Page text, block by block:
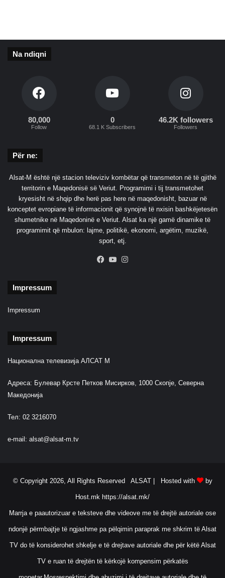
Na ndiqni
80,000
Follow
0
68.1 K Subscribers
46.2K followers
Followers
Për ne:
Alsat-M është një stacion televiziv kombëtar që transmeton në të gjithë
territorin e Maqedonisë së Veriut. Programimi i tij transmetohet
kryesisht në shqip dhe herë pas here në maqedonisht, bazuar në
konceptet evropiane të informacionit që synojnë të nxisin bashkëjetesën
shumetnike në Maqedoninë e Veriut. Alsat ka një gamë dinamike të
programimit që mbulon: lajme, politikë, ekonomi, argëtim, muzikë,
sport, etj.
Facebook
YouTube
Impressum
Impressum
Impressum
Национална телевизија АЛСАТ М
Адреса: Булевар Крсте Петков Мисирков, 1000 Скопје, Северна
Македонија
Тел: 02 3216070
e-mail: alsat@alsat-m.tv
© Copyright 2026, All Rights Reserved ALSAT | Hosted with by
Host.mk https://alsat.mk/
Marrja e paautorizuar e teksteve dhe videove me të drejtë autoriale ose
ndonjë përmbajtje të ngjashme pa pëlqimin paraprak me shkrim të Alsat
TV do të konsiderohet shkelje e të drejtave autoriale dhe për këtë Alsat
TV e ruan të drejtën të kërkojë kompensim përkatës